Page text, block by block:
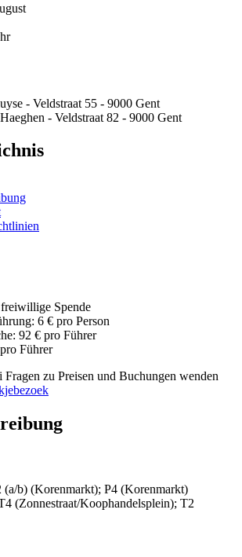
- Veldstraat 55 - 9000 Gent
- Veldstraat 82 - 9000 Gent
Spende
6 € pro Person
92 € pro Führer
Führer
Fragen zu Preisen und Buchungen wenden
(a/b) (Korenmarkt); P4 (Korenmarkt)
(Zonnestraat/Koophandelsplein); T2